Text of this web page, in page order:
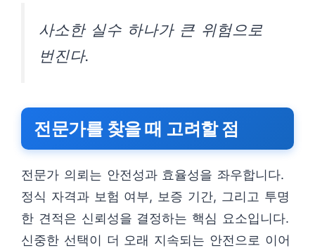
사소한 실수 하나가 큰 위험으로
번진다.
전문가를 찾을 때 고려할 점
전문가 의뢰는 안전성과 효율성을 좌우합니다.
정식 자격과 보험 여부, 보증 기간, 그리고 투명
한 견적은 신뢰성을 결정하는 핵심 요소입니다.
신중한 선택이 더 오래 지속되는 안전으로 이어